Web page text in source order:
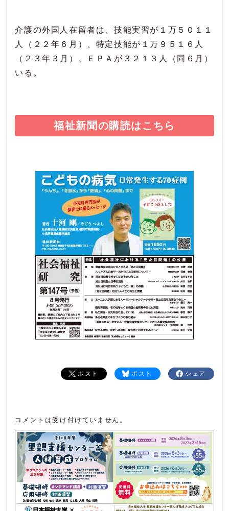
介護の外国人在留者は、技能実習が１万５０１１
人（２２年６月）、特定技能が１万９５１６人
（２３年３月）、ＥＰＡが３２１３人（同６月）
いる。
福祉新聞の購読はこちら
シェア
ポスト
ポスト
コメントは受け付けていません。